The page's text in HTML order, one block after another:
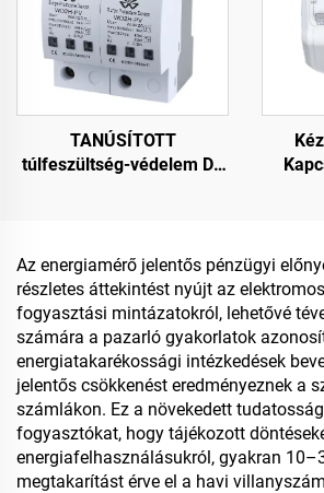
TANÚSÍTOTT
túlfeszültség-védelem DC
Az energiamérő jelentős pénzügyi
részletes áttekintést nyújt az
fogyasztási mintázatokról, lehetővé
számára a pazarló gyakorlatok
energiatakarékossági intézkedések
jelentős csökkenést eredményeznek a
számlákon. Ez a növekedett
fogyasztókat, hogy tájékozott
energiafelhasználásukról, gyakran
megtakarítást érve el a havi